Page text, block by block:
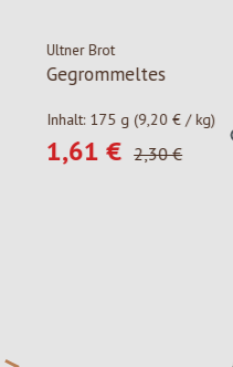
Ultner Brot
Gegrommeltes
175 g(9,20 € / kg)
Verkaufspreis:
1,61 € Regulärer Preis:
2,30 €